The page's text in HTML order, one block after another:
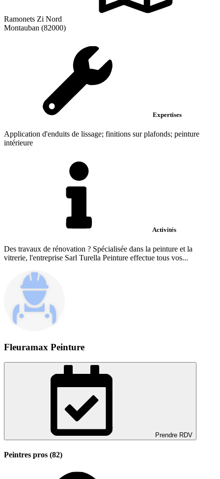
Ramonets Zi Nord
Montauban (82000)
Expertises
Application d'enduits de lissage; finitions sur plafonds; peinture
intérieure
Activités
Des travaux de rénovation ? Spécialisée dans la peinture et la
vitrerie, l'entreprise Sarl Turella Peinture effectue tous vos...
Fleuramax Peinture
Prendre RDV
Peintres pros (82)